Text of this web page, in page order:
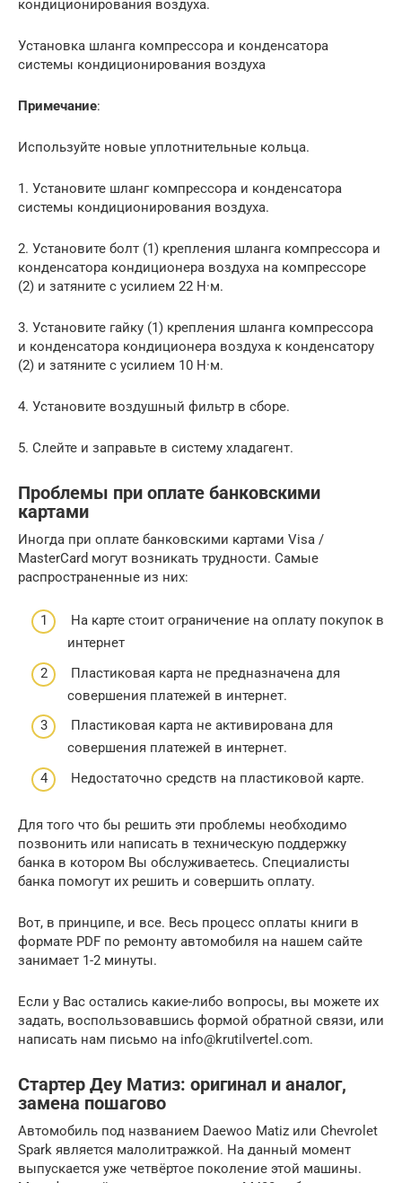
кондиционирования воздуха.
Установка шланга компрессора и конденсатора
системы кондиционирования воздуха
Примечание:
Используйте новые уплотнительные кольца.
1. Установите шланг компрессора и конденсатора
системы кондиционирования воздуха.
2. Установите болт (1) крепления шланга компрессора и
конденсатора кондиционера воздуха на компрессоре
(2) и затяните с усилием 22 Н·м.
3. Установите гайку (1) крепления шланга компрессора
и конденсатора кондиционера воздуха к конденсатору
(2) и затяните с усилием 10 Н·м.
4. Установите воздушный фильтр в сборе.
5. Слейте и заправьте в систему хладагент.
Проблемы при оплате банковскими
картами
Иногда при оплате банковскими картами Visa /
MasterCard могут возникать трудности. Самые
распространенные из них:
На карте стоит ограничение на оплату покупок в
интернет
Пластиковая карта не предназначена для
совершения платежей в интернет.
Пластиковая карта не активирована для
совершения платежей в интернет.
Недостаточно средств на пластиковой карте.
Для того что бы решить эти проблемы необходимо
позвонить или написать в техническую поддержку
банка в котором Вы обслуживаетесь. Специалисты
банка помогут их решить и совершить оплату.
Вот, в принципе, и все. Весь процесс оплаты книги в
формате PDF по ремонту автомобиля на нашем сайте
занимает 1-2 минуты.
Если у Вас остались какие-либо вопросы, вы можете их
задать, воспользовавшись формой обратной связи, или
написать нам письмо на info@krutilvertel.com.
Стартер Деу Матиз: оригинал и аналог,
замена пошагово
Автомобиль под названием Daewoo Matiz или Chevrolet
Spark является малолитражкой. На данный момент
выпускается уже четвёртое поколение этой машины.